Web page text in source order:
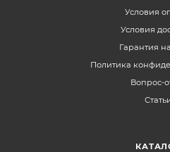
Условия
Условия
Гарантия
Политика
Вопрос-